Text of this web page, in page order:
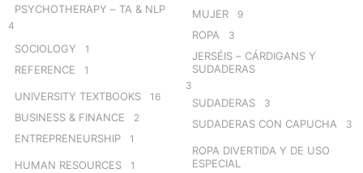
PSYCHOTHERAPY – TA & NLP
4
SOCIOLOGY 1
REFERENCE 1
UNIVERSITY TEXTBOOKS 16
BUSINESS & FINANCE 2
ENTREPRENEURSHIP 1
HUMAN RESOURCES 1
MUJER 9
ROPA 3
JERSÉIS – CÁRDIGANS Y
SUDADERAS
3
SUDADERAS 3
SUDADERAS CON CAPUCHA 3
ROPA DIVERTIDA Y DE USO
ESPECIAL